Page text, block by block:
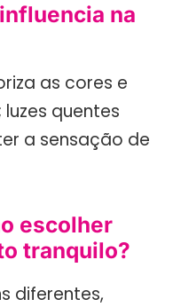
na
as cores e
quentes
a sensação de
escolher
tranquilo?
diferentes,